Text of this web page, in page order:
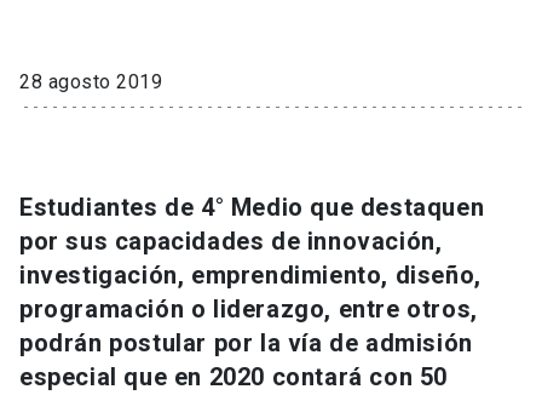
Información para keyboard_arrow_down
Futuros estudiantes
Estudiantes
Go to english site launch
ACCESOS DIRECTOS
28 agosto 2019
Estudiantes de 4° Medio que destaquen
por sus capacidades de innovación,
investigación, emprendimiento, diseño,
programación o liderazgo, entre otros,
podrán postular por la vía de admisión
especial que en 2020 contará con 50